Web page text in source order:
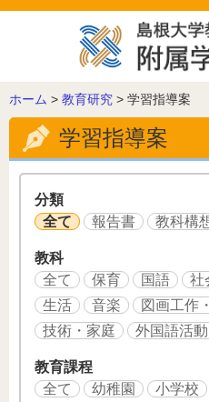
このペー
こ
の
ー
ジ
ホーム > 教育研究 > 学習指導案
学習指導案
分類
全て
報告書 教科構
教科
全て
保育 国語 社
生活
音楽 図画工作
技術・家庭
外国語活
教育課程
全て
幼稚園 小学校